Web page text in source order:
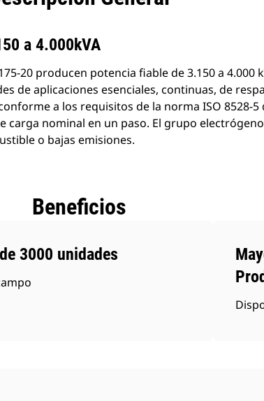
a 4.000kVA
20 producen potencia fiable de 3.150 a 4.000
de aplicaciones esenciales, continuas, de
a los requisitos de la norma ISO 8528-5
carga nominal en un paso. El grupo
o bajas emisiones.
Beneficios
3000 unidades